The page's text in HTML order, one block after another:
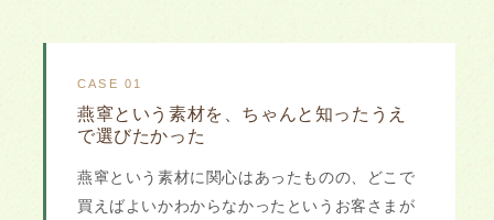
CASE 01
燕窧という素材を、ちゃんと知ったうえ
で選びたかった
燕窧という素材に関心はあったものの、どこで
買えばよいかわからなかったというお客さまが